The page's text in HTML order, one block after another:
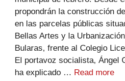
propondrán la construcción
en las parcelas públicas
Bellas Artes y la
Bularas, frente al Colegio
El portavoz socialista, Ángel
ha explicado … Read more